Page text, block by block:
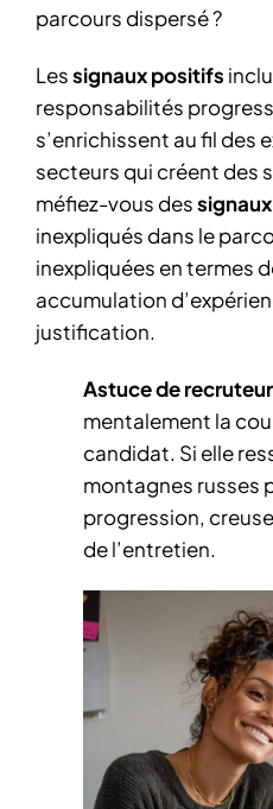
parcours dispersé ?
Lessignaux positifs
responsabilités
s’enrichissent au fil des
secteurs qui créent des
méfiez-vous des
inexpliqués dans le
inexpliquées en termes
accumulation
justification.
Astuce de recruteur
mentalement la
candidat. Si elle
montagnes russes
progression,
de l’entretien.